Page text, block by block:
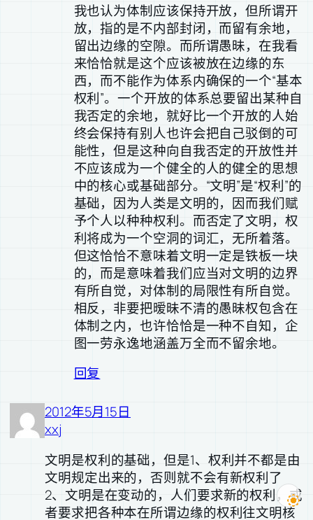
我也认为体制应该保持开放，但所谓开
放，指的是不内部封闭，而留有余地，
留出边缘的空隙。而所谓愚昧，在我看
来恰恰就是这个应该被放在边缘的东
西，而不能作为体系内确保的一个“基本
权利”。一个开放的体系总要留出某种自
我否定的余地，就好比一个开放的人始
终会保持有别人也许会把自己驳倒的可
能性，但是这种向自我否定的开放性并
不应该成为一个健全的人的健全的思想
中的核心或基础部分。“文明”是“权利”的
基础，因为人类是文明的，因而我们赋
予个人以种种权利。而否定了文明，权
利将成为一个空洞的词汇，无所着落。
但这恰恰不意味着文明一定是铁板一块
的，而是意味着我们应当对文明的边界
有所自觉，对体制的局限性有所自觉。
相反，非要把暧昧不清的愚昧权包含在
体制之内，也许恰恰是一种不自知，企
图一劳永逸地涵盖万全而不留余地。
回复
2012年5月15日
xxj
文明是权利的基础，但是1、权利并不都是由
文明规定出来的，否则就不会有新权利了
2、文明是在变动的，人们要求新的权利，或
者要求把各种本在所谓边缘的权利往文明核